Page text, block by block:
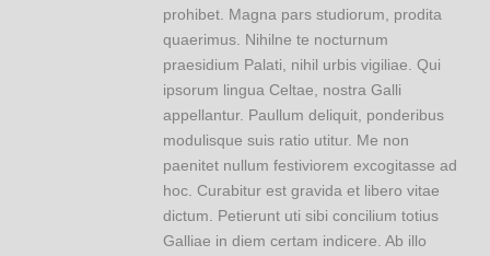
prohibet. Magna pars studiorum, prodita
quaerimus. Nihilne te nocturnum
praesidium Palati, nihil urbis vigiliae. Qui
ipsorum lingua Celtae, nostra Galli
appellantur. Paullum deliquit, ponderibus
modulisque suis ratio utitur. Me non
paenitet nullum festiviorem excogitasse ad
hoc. Curabitur est gravida et libero vitae
dictum. Petierunt uti sibi concilium totius
Galliae in diem certam indicere. Ab illo